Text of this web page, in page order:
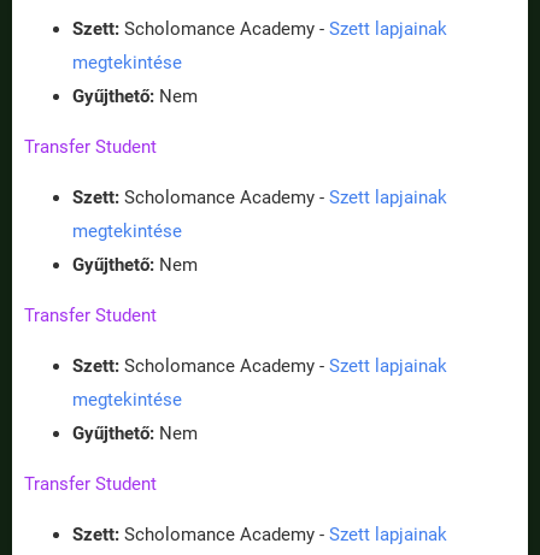
Szett: Scholomance Academy - Szett lapjainak
megtekintése
Gyűjthető: Nem
Transfer Student
Szett: Scholomance Academy - Szett lapjainak
megtekintése
Gyűjthető: Nem
Transfer Student
Szett: Scholomance Academy - Szett lapjainak
megtekintése
Gyűjthető: Nem
Transfer Student
Szett: Scholomance Academy - Szett lapjainak